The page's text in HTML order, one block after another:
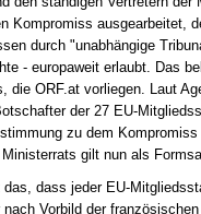
Kompromiss ausgearbeitet,
durch "unabhängige
- europaweit erlaubt. Das
die ORF.at vorliegen. Laut
der 27 EU-
zu dem Kompromiss
gilt nun als
das, dass jeder EU-
nach Vorbild der